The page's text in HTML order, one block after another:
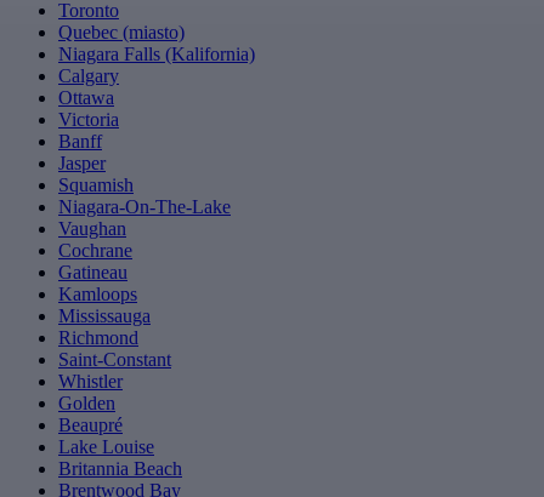
Toronto
Quebec (miasto)
Niagara Falls (Kalifornia)
Calgary
Ottawa
Victoria
Banff
Jasper
Squamish
Niagara-On-The-Lake
Vaughan
Cochrane
Gatineau
Kamloops
Mississauga
Richmond
Saint-Constant
Whistler
Golden
Beaupré
Lake Louise
Britannia Beach
Brentwood Bay